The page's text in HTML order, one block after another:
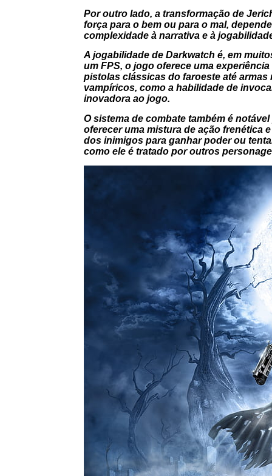
Por outro lado, a transformação de
força para o bem ou para o mal,
complexidade à narrativa e à
A jogabilidade de Darkwatch é, em
um FPS, o jogo oferece uma
pistolas clássicas do faroeste até
vampíricos, como a habilidade de
inovadora ao jogo.
O sistema de combate também é
oferecer uma mistura de ação frenética
dos inimigos para ganhar poder ou
como ele é tratado por outros